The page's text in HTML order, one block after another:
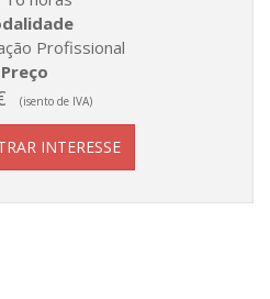
Profissional
Preço
(isento de IVA)
INTERESSE